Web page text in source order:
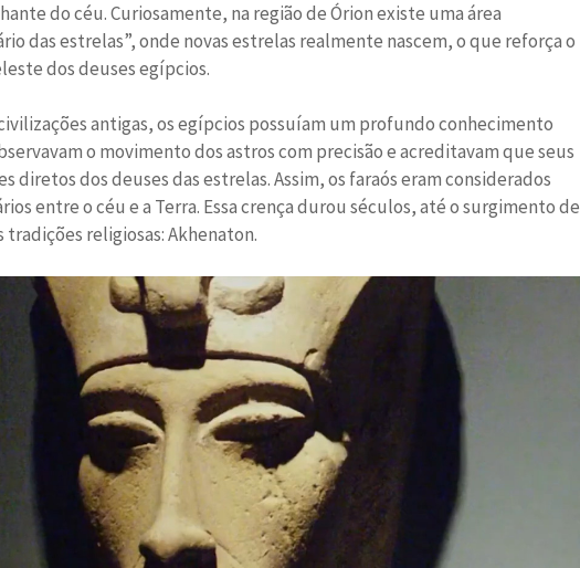
do céu. Curiosamente, na região de Órion existe uma área
das estrelas”, onde novas estrelas realmente nascem, o que reforça o
dos deuses egípcios.
antigas, os egípcios possuíam um profundo conhecimento
o movimento dos astros com precisão e acreditavam que seus
diretos dos deuses das estrelas. Assim, os faraós eram considerados
entre o céu e a Terra. Essa crença durou séculos, até o surgimento de
religiosas: Akhenaton.